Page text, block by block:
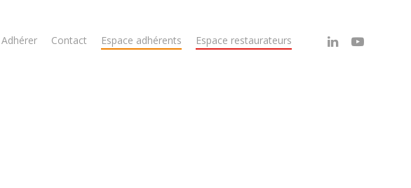
Adhérer Contact Espace adhérents Espace restaurateurs